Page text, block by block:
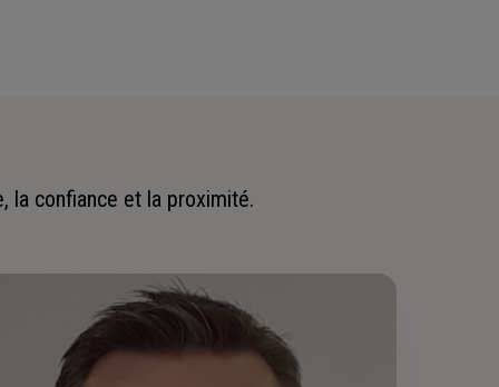
la confiance et la proximité.